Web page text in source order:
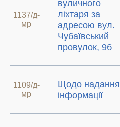
1137/д-
мр
вуличного
ліхтаря за
адресою вул.
Чубаївський
провулок, 9б
1109/д-
мр
Щодо надання
інформації